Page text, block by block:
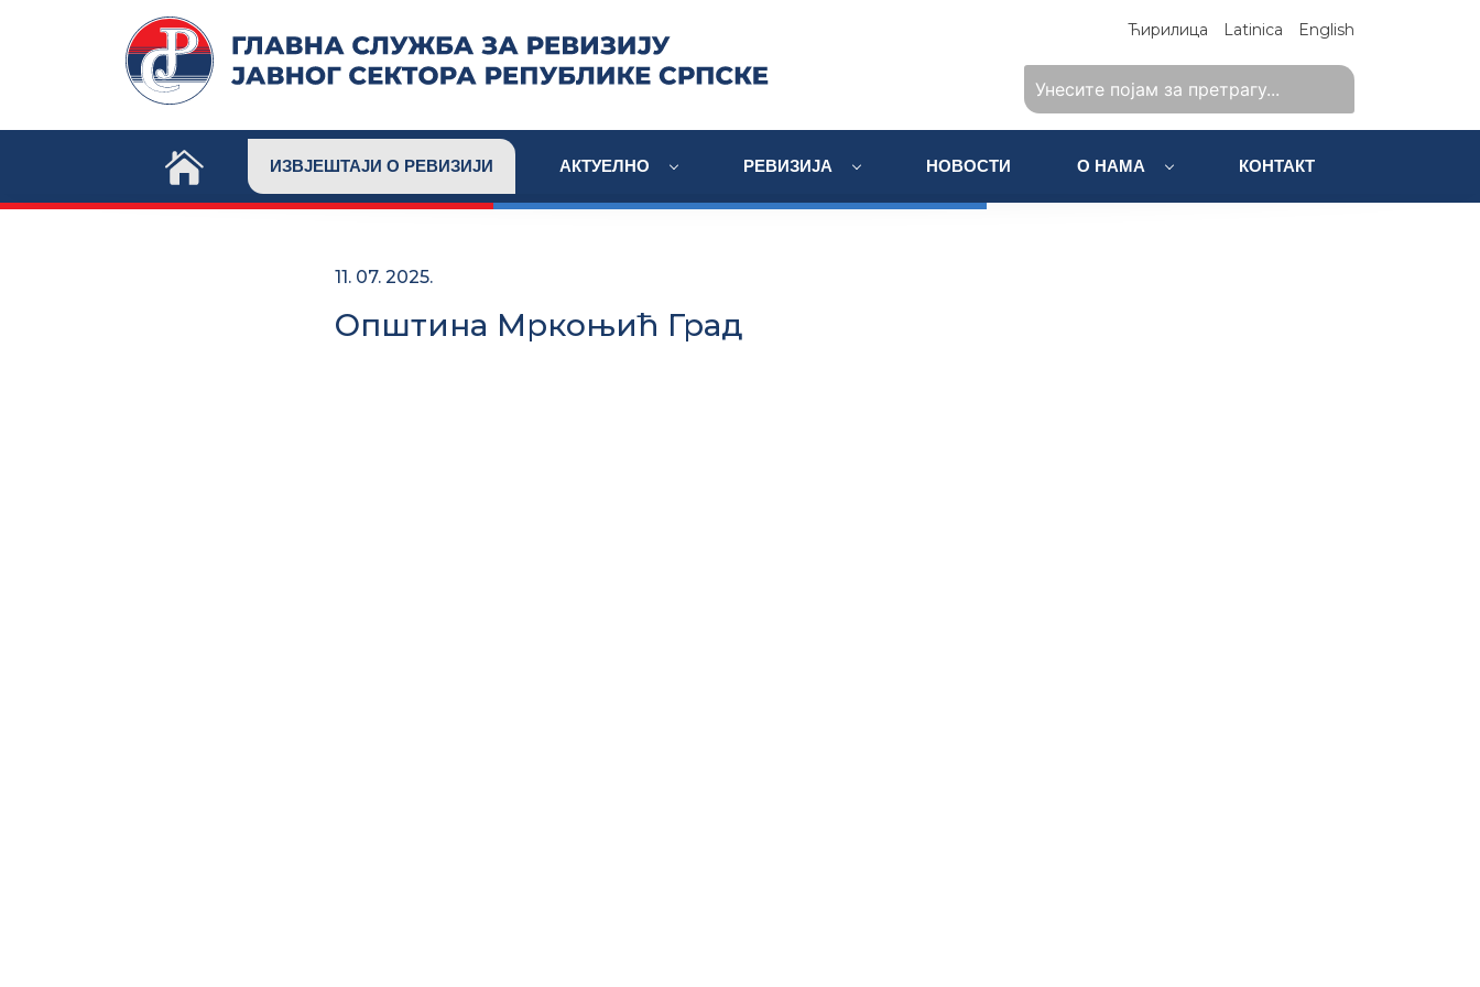
Ћирилица Latinica English
ИЗВЈЕШТАЈИ О РЕВИЗИЈИ АКТУЕЛНО РЕВИЗИЈА НОВОСТИ О НАМА КОНТАКТ
11. 07. 2025.
Општина Мркоњић Град